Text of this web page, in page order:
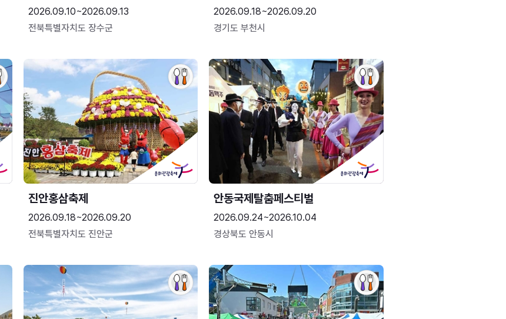
2026.09.10~2026.09.13
전북특별자치도 장수군
2026.09.18~2026.09.20
경기도 부천시
진안홍삼축제
2026.09.18~2026.09.20
전북특별자치도 진안군
안동국제탈춤페스티벌
2026.09.24~2026.10.04
경상북도 안동시